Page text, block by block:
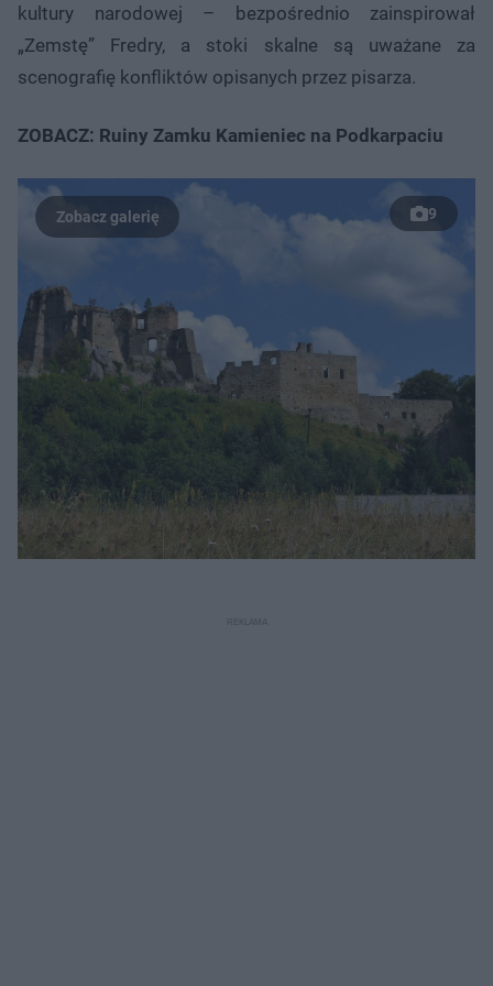
kultury narodowej – bezpośrednio zainspirował
„Zemstę” Fredry, a stoki skalne są uważane za
scenografię konfliktów opisanych przez pisarza.
ZOBACZ: Ruiny Zamku Kamieniec na Podkarpaciu
9